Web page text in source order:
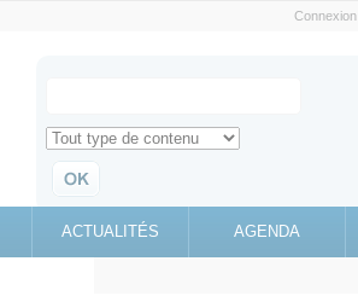
Connexion
Search for
Retrouvez toute l'information sur le site education.gouv.fr
ACTUALITÉS AGENDA